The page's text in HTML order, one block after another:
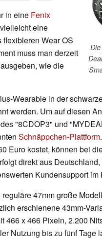
in eine Fenix
eine
Wear OS
muss man derzeit
wie die
Wearable in der
werden. Um auf diesen
"8CDOP3" und
Schnäppchen-Plattform
Euro kostet, können bei
direkt aus
Kundensupport im
47mm große
erschienene 43mm-
466 x 466 Pixeln, 2.200
Nutzung bis zu fünf Tage